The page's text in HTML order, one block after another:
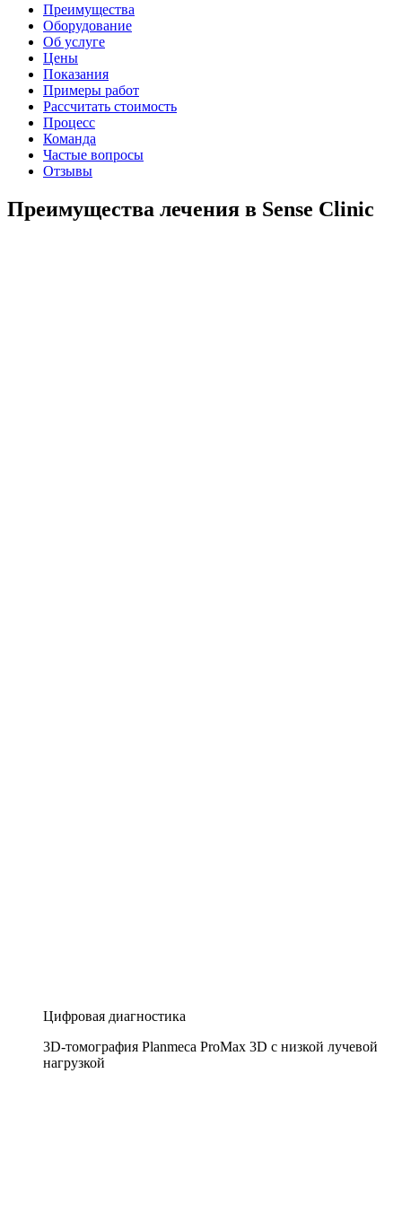
Преимущества
Оборудование
Об услуге
Цены
Показания
Примеры работ
Рассчитать стоимость
Процесс
Команда
Частые вопросы
Отзывы
Преимущества лечения в Sense Clinic
Цифровая диагностика
3D-томография Planmeca ProMax 3D с низкой лучевой
нагрузкой